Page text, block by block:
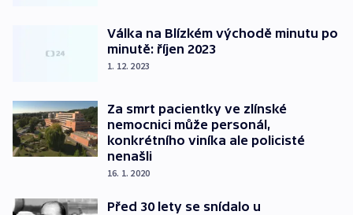
Válka na Blízkém východě minutu po
minutě: říjen 2023
1. 12. 2023
Za smrt pacientky ve zlínské
nemocnici může personál,
konkrétního viníka ale policisté
nenašli
16. 1. 2020
Před 30 lety se snídalo u